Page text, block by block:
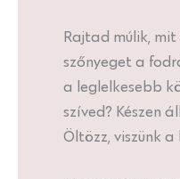
Rajtad múlik,
szőnyeget a
a leglelkesebb
szíved? Készen
Öltözz, viszünk